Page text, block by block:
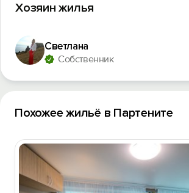
Хозяин жилья
Светлана
Собственник
Похожее жильё в Партените